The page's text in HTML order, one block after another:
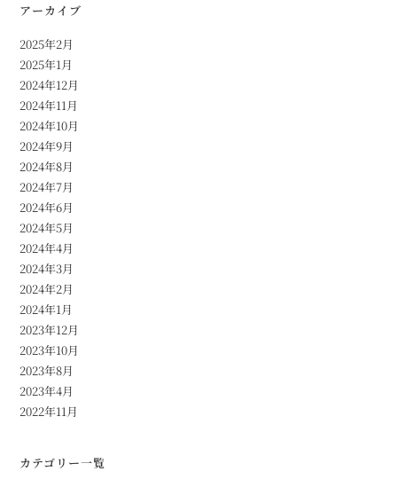
アーカイブ
2025年2月
2025年1月
2024年12月
2024年11月
2024年10月
2024年9月
2024年8月
2024年7月
2024年6月
2024年5月
2024年4月
2024年3月
2024年2月
2024年1月
2023年12月
2023年10月
2023年8月
2023年4月
2022年11月
カテゴリー一覧